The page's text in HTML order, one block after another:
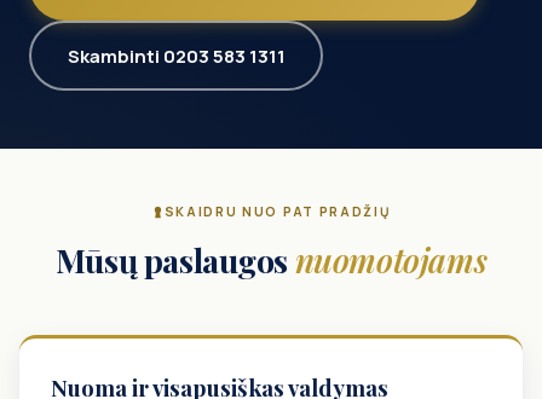
Skambinti 0203 583 1311
SKAIDRU NUO PAT PRADŽIŲ
Mūsų paslaugosnuomotojams
Nuoma ir visapusiškas valdymas